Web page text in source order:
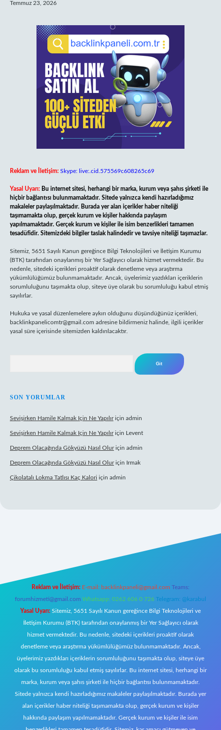
Temmuz 23, 2026
Reklam ve İletişim: Skype: live:.cid.575569c608265c69
Yasal Uyarı: Bu internet sitesi, herhangi bir marka, kurum veya şahıs şirketi ile
hiçbir bağlantısı bulunmamaktadır. Sitede yalnızca kendi hazırladığımız
makaleler paylaşılmaktadır. Burada yer alan içerikler haber niteliği
taşımamakta olup, gerçek kurum ve kişiler hakkında paylaşım
yapılmamaktadır. Gerçek kurum ve kişiler ile isim benzerlikleri tamamen
tesadüfidir. Sitemizdeki bilgiler taslak halindedir ve tavsiye niteliği taşımazlar.
Sitemiz, 5651 Sayılı Kanun gereğince Bilgi Teknolojileri ve İletişim Kurumu
(BTK) tarafından onaylanmış bir Yer Sağlayıcı olarak hizmet vermektedir. Bu
nedenle, sitedeki içerikleri proaktif olarak denetleme veya araştırma
yükümlülüğümüz bulunmamaktadır. Ancak, üyelerimiz yazdıkları içeriklerin
sorumluluğunu taşımakta olup, siteye üye olarak bu sorumluluğu kabul etmiş
sayılırlar.
Hukuka ve yasal düzenlemelere aykırı olduğunu düşündüğünüz içerikleri,
backlinkpanelicomtr@gmail.com adresine bildirmeniz halinde, ilgili içerikler
yasal süre içerisinde sitemizden kaldırılacaktır.
SON YORUMLAR
Sevişirken Hamile Kalmak Için Ne Yapılıriçin admin
Sevişirken Hamile Kalmak Için Ne Yapılıriçin Levent
Deprem Olacağında Gökyüzü Nasıl Oluriçin admin
Deprem Olacağında Gökyüzü Nasıl Oluriçin Irmak
Çikolatalı Lokma Tatlısı Kaç Kalori için admin
Reklam ve İletişim: E-mail: backlinkpaneli@gmail.com Teams:
forumhizmeti@gmail.com Whatsapp: 0262 606 0 726 Telegram: @karabul
Yasal Uyarı: Sitemiz, 5651 Sayılı Kanun gereğince Bilgi Teknolojileri ve
İletişim Kurumu (BTK) tarafından onaylanmış bir Yer Sağlayıcı olarak
hizmet vermektedir. Bu nedenle, sitedeki içerikleri proaktif olarak
denetleme veya araştırma yükümlülüğümüz bulunmamaktadır. Ancak,
üyelerimiz yazdıkları içeriklerin sorumluluğunu taşımakta olup, siteye üye
olarak bu sorumluluğu kabul etmiş sayılırlar. Bu internet sitesi, herhangi bir
marka, kurum veya şahıs şirketi ile hiçbir bağlantısı bulunmamaktadır.
Sitede yalnızca kendi hazırladığımız makaleler paylaşılmaktadır. Burada yer
alan içerikler haber niteliği taşımamakta olup, gerçek kurum ve kişiler
hakkında paylaşım yapılmamaktadır. Gerçek kurum ve kişiler ile isim